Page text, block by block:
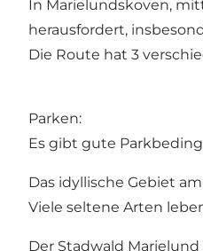
In Marielundskoven,
herausfordert,
Die Route hat 3
Parken:
Es gibt gute
Das idyllische Gebiet
Viele seltene Arten
Der Stadwald